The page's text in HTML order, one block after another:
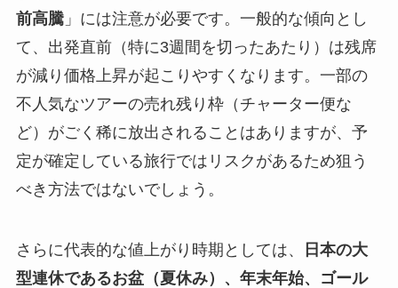
前高騰」には注意が必要です。一般的な傾向とし
て、出発直前（特に3週間を切ったあたり）は残席
が減り価格上昇が起こりやすくなります。一部の
不人気なツアーの売れ残り枠（チャーター便な
ど）がごく稀に放出されることはありますが、予
定が確定している旅行ではリスクがあるため狙う
べき方法ではないでしょう。
さらに代表的な値上がり時期としては、
日本の大
型連休であるお盆（夏休み）、年末年始、ゴール